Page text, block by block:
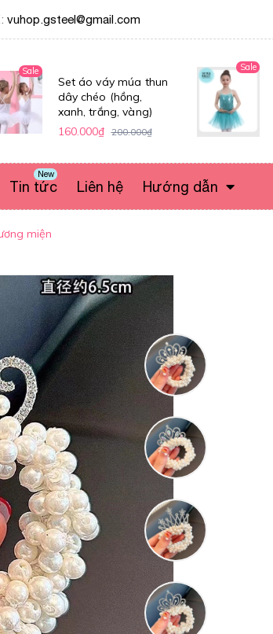
vuhop.gsteel@gmail.com
Sale
Set áo váy múa thun
dây chéo (hồng,
xanh, trắng, vàng)
160.000₫ 200.000₫
Sale
Tin tức
New
Liên hệ Hướng dẫn
miện